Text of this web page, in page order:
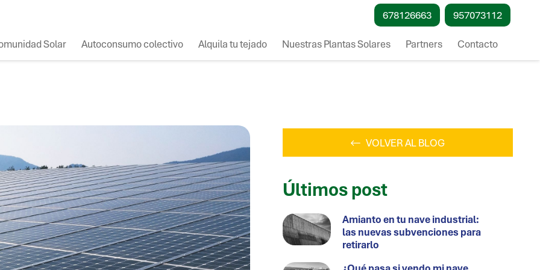
678126663 957073112
Solar Autoconsumo colectivo Alquila tu tejado Nuestras Plantas Solares Partners Contacto
VOLVER AL BLOG
Últimos post
Amianto en tu nave industrial:
las nuevas subvenciones para
retirarlo